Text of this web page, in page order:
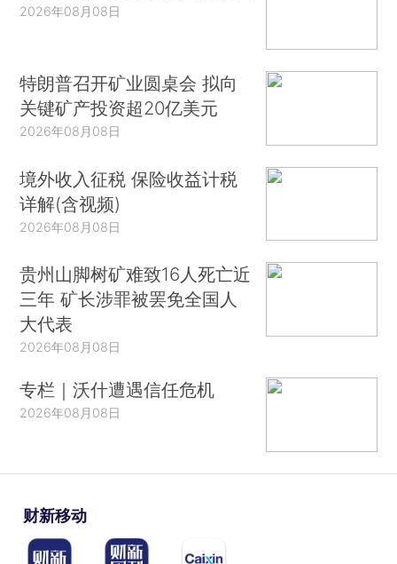
2026年08月08日
特朗普召开矿业圆桌会 拟向
关键矿产投资超20亿美元
2026年08月08日
境外收入征税 保险收益计税
详解(含视频)
2026年08月08日
贵州山脚树矿难致16人死亡近
三年 矿长涉罪被罢免全国人
大代表
2026年08月08日
专栏｜沃什遭遇信任危机
2026年08月08日
财新移动